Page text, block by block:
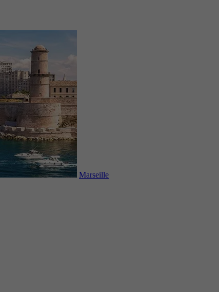
Marseille